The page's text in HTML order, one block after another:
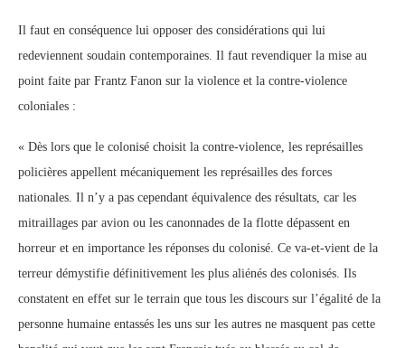
Il faut en conséquence lui opposer des considérations qui lui
redeviennent soudain contemporaines. Il faut revendiquer la mise au
point faite par Frantz Fanon sur la violence et la contre-violence
coloniales :
« Dès lors que le colonisé choisit la contre-violence, les représailles
policières appellent mécaniquement les représailles des forces
nationales. Il n’y a pas cependant équivalence des résultats, car les
mitraillages par avion ou les canonnades de la flotte dépassent en
horreur et en importance les réponses du colonisé. Ce va-et-vient de la
terreur démystifie définitivement les plus aliénés des colonisés. Ils
constatent en effet sur le terrain que tous les discours sur l’égalité de la
personne humaine entassés les uns sur les autres ne masquent pas cette